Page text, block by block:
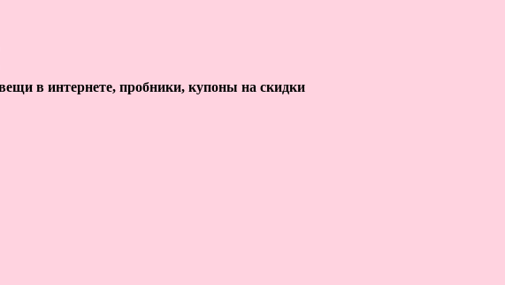
в интернете, пробники, купоны на скидки